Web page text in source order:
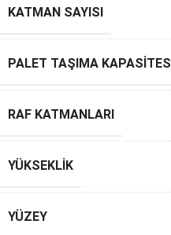
KATMAN SAYISI
PALET TAŞIMA KAPASITESI
RAF KATMANLARI
YÜKSEKLIK
YÜZEY